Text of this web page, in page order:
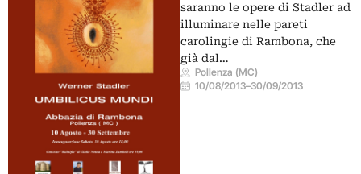
saranno le opere di Stadler ad
illuminare nelle pareti
carolingie di Rambona, che
già dal…
Pollenza (MC)
10/08/2013–30/09/2013